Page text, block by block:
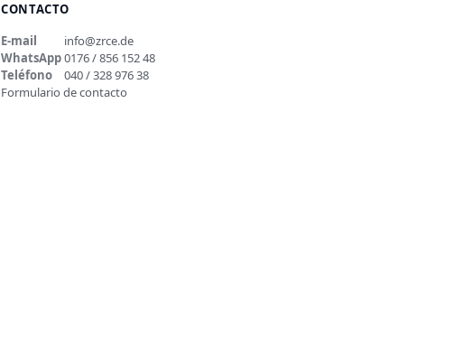
CONTACTO
E-mail
info@zrce.de
WhatsApp0176 / 856 152 48
Teléfono
040 / 328 976 38
Formulario de contacto